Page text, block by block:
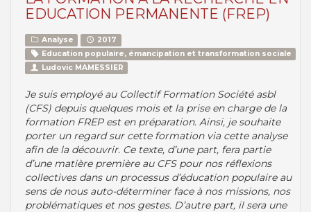
EDUCATION PERMANENTE (FREP)
Analyse
2017
Education populaire, émancipation et transformation sociale
Ludovic MAMESSIER
Je suis employé au Collectif Formation Société asbl
(CFS) depuis quelques mois et la prise en charge de la
formation FREP est en préparation. Ainsi, je souhaite
porter un regard sur cette formation via cette analyse
afin de la découvrir. Ce texte, d’une part, fera partie
d’une matière première au CFS pour nos réflexions
collectives dans un processus d’éducation populaire au
sens de nous auto-déterminer face à nos missions, nos
problématiques et nos gestes. D’autre part, il sera une